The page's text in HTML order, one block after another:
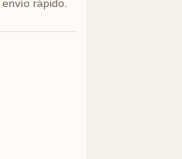
rápido.